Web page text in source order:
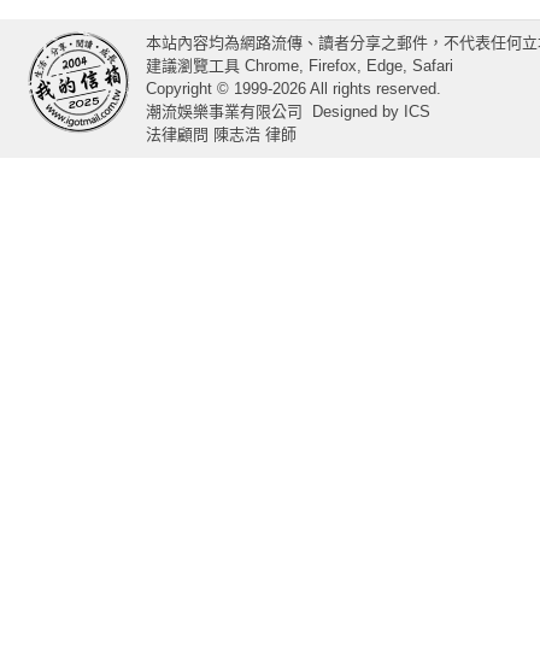
本站內容均為網路流傳、讀者分享之郵件，不代表任何
建議瀏覽工具 Chrome, Firefox, Edge, Safari
Copyright © 1999-2026 All rights reserved.
潮流娛樂事業有限公司
Designed by ICS
法律顧問 陳志浩 律師